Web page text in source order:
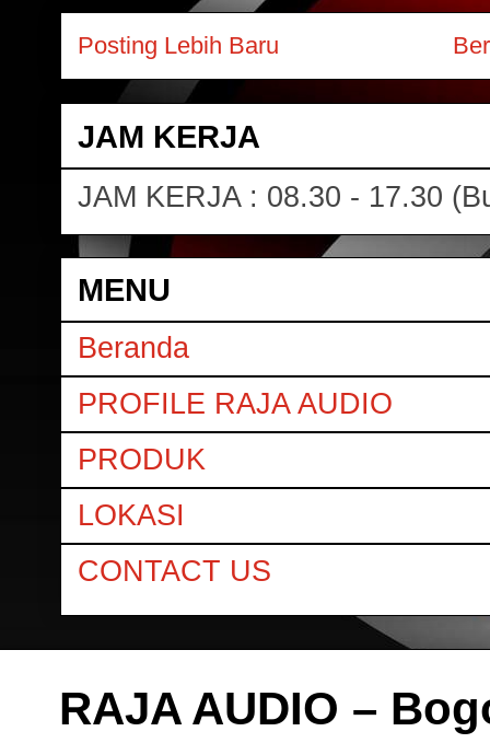
Posting Lebih Baru
JAM KERJA
JAM KERJA : 08.30 - 17.30
MENU
Beranda
PROFILE RAJA AUDIO
PRODUK
LOKASI
CONTACT US
RAJA AUDIO –